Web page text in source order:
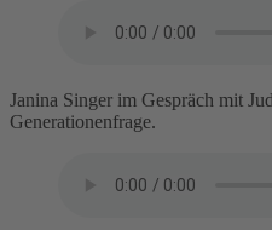
Janina Singer im Gespräch mit
Generationenfrage.